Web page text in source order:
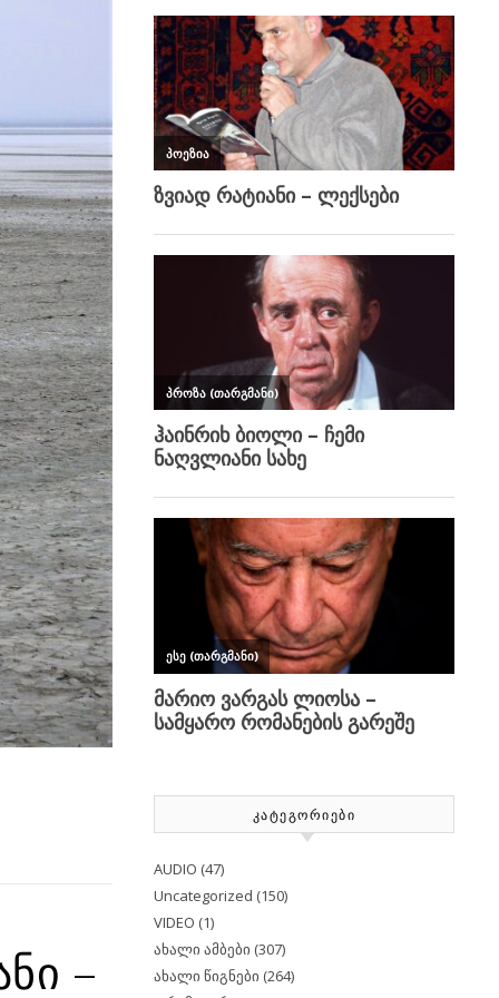
–
ᲙᲐᲢᲔᲒᲝᲠᲘᲔᲑᲘ
AUDIO (47)
Uncategorized (150)
VIDEO (1)
ახალი ამბები (307)
ახალი წიგნები (264)